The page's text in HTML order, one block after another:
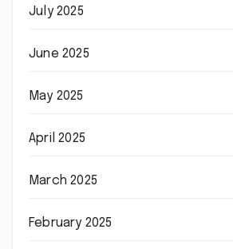
July 2025
June 2025
May 2025
April 2025
March 2025
February 2025